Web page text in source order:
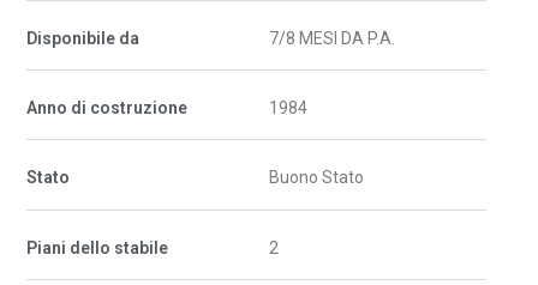
Disponibile da 7/8 MESI DA P.A.
Anno di costruzione 1984
Stato Buono Stato
Piani dello stabile 2